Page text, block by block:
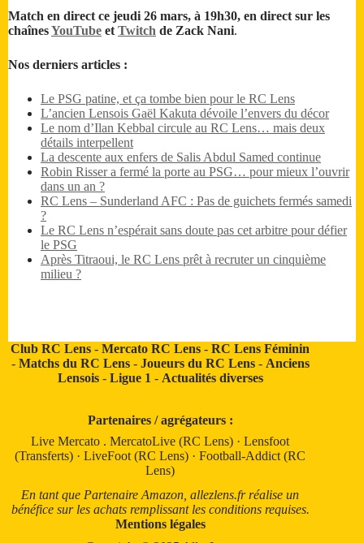
Match en direct ce jeudi 26 mars, à 19h30, en direct sur les
chaînesYouTube etTwitch de Zack Nani.
Nos derniers articles :
Le PSG patine, et ça tombe bien pour le RC Lens
L’ancien Lensois Gaël Kakuta dévoile l’envers du décor
Le nom d’Ilan Kebbal circule au RC Lens… mais deux
détails interpellent
La descente aux enfers de Salis Abdul Samed continue
Robin Risser a fermé la porte au PSG… pour mieux l’ouvrir
dans un an ?
RC Lens – Sunderland AFC : Pas de guichets fermés samedi
?
Le RC Lens n’espérait sans doute pas cet arbitre pour défier
le PSG
Après Titraoui, le RC Lens prêt à recruter un cinquième
milieu ?
Club RC Lens -Mercato RC Lens -RC Lens Féminin
- Matchs du RC Lens- Joueurs du RC Lens- Anciens
Lensois- Ligue 1 - Actualités diverses
Partenaires / agrégateurs :
Live Mercato .MercatoLive (RC Lens) ·Lensfoot
(Transferts) ·LiveFoot (RC Lens) ·Football-Addict (RC
Lens)
En tant que Partenaire Amazon, allezlens.fr réalise un
bénéfice sur les achats remplissant les conditions requises.
Mentions légales